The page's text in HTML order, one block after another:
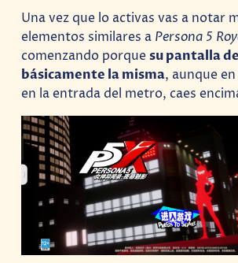
Una vez que lo activas vas a notar
elementos similares a Persona 5
comenzando porquesu pantalla
básicamente la misma, aunque
en la entrada del metro, caes